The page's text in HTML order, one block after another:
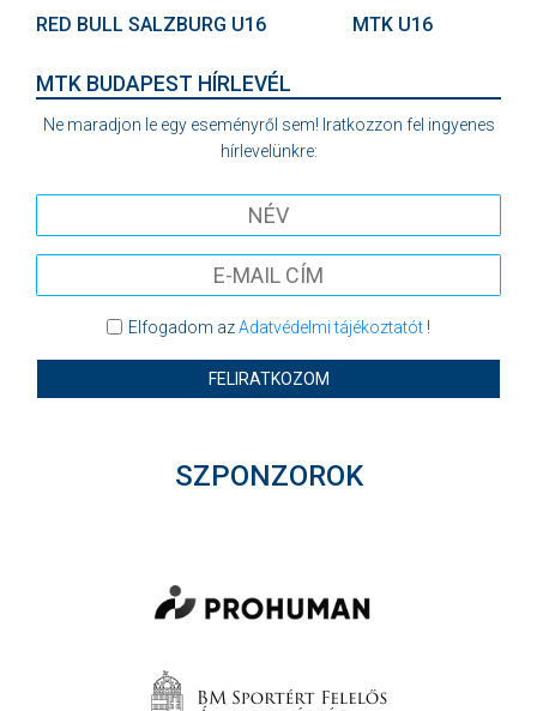
RED BULL SALZBURG U16 MTK U16
MTK BUDAPEST HÍRLEVÉL
Ne maradjon le egy eseményről sem! Iratkozzon fel ingyenes
hírlevelünkre:
Elfogadom azAdatvédelmi tájékoztatót!
FELIRATKOZOM
SZPONZOROK